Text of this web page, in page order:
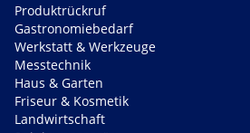
Produktrückruf
Gastronomiebedarf
Werkstatt & Werkzeuge
Messtechnik
Haus & Garten
Friseur & Kosmetik
Landwirtschaft